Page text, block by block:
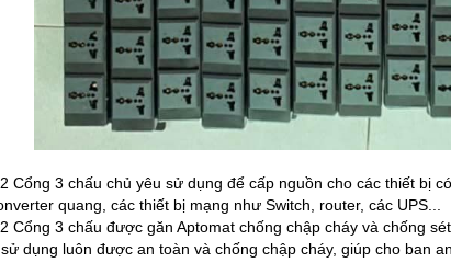
Cổng 3 chấu chủ yêu sử dụng để cấp nguồn cho các thiết bị
quang, các thiết bị mạng như Switch, router, các UPS...
Cổng 3 chấu được găn Aptomat chống chập cháy và chống
dụng luôn được an toàn và chống chập cháy, giúp cho ban